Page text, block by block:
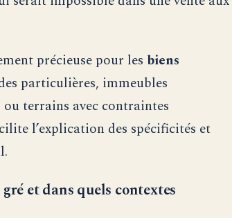
précieuse pour les biens
particulières, immeubles
terrains avec contraintes
l’explication des spécificités et
et dans quels contextes